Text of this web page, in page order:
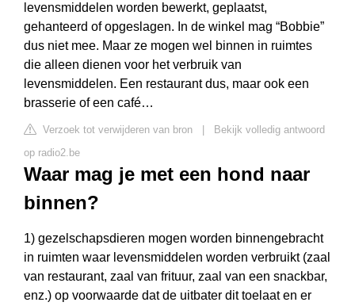
levensmiddelen worden bewerkt, geplaatst,
gehanteerd of opgeslagen. In de winkel mag “Bobbie”
dus niet mee. Maar ze mogen wel binnen in ruimtes
die alleen dienen voor het verbruik van
levensmiddelen. Een restaurant dus, maar ook een
brasserie of een café…
Verzoek tot verwijderen van bron
Bekijk volledig antwoord
op radio2.be
Waar mag je met een hond naar
binnen?
1) gezelschapsdieren mogen worden binnengebracht
in ruimten waar levensmiddelen worden verbruikt (zaal
van restaurant, zaal van frituur, zaal van een snackbar,
enz.) op voorwaarde dat de uitbater dit toelaat en er